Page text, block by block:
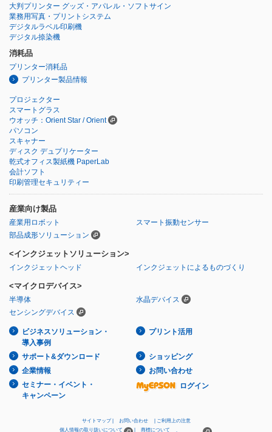
大判プリンター グッズ・アパレル・ソフトサイン
業務用写真・プリントシステム
デジタルラベル印刷機
デジタル捺染機
消耗品
プリンター消耗品
プリンター製品情報
プロジェクター
スマートグラス
ウオッチ：Orient Star / Orient
パソコン
スキャナー
ディスク デュプリケーター
乾式オフィス製紙機 PaperLab
会計ソフト
印刷管理セキュリティー
産業向け製品
産業用ロボット
スマート振動センサー
部品成形ソリューション
<インクジェットソリューション>
インクジェットヘッド インクジェットによるものづくり
<マイクロデバイス>
半導体
水晶デバイス
センシングデバイス
ビジネスソリューション・
導入事例
プリント活用
サポート&ダウンロード
ショッピング
企業情報
お問い合わせ
セミナー・イベント・
キャンペーン
ログイン
サイトマップ お問い合わせ
ご利用上の注意
個人情報の取り扱いについて
商標について